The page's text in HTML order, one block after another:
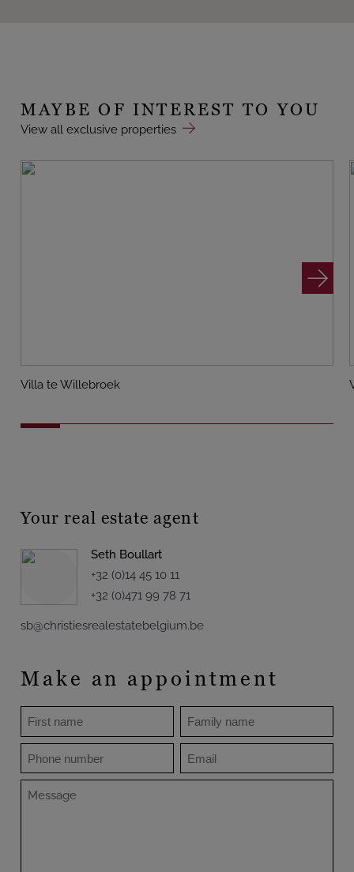
MAYBE OF INTEREST TO YOU
View all exclusive properties
Villa te Willebroek
Make an appointment
Your real estate agent
Seth Boullart
+32 (0)14 45 10 11
+32 (0)471 99 78 71
sb@christiesrealestatebelgium.be